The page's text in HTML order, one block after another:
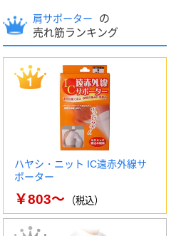
肩サポーター
の
売れ筋ランキング
ハヤシ・ニット IC遠赤外線サ
ポーター
￥803～ （税込）